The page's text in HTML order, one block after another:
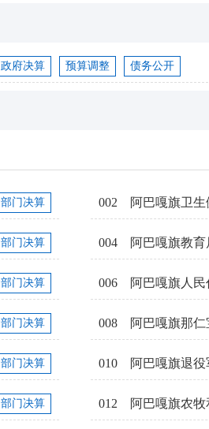
政府决算 预算调整 债务公开
部门决算 002 阿巴嘎旗卫
部门决算 004 阿巴嘎旗教育
部门决算 006 阿巴嘎旗人
部门决算 008 阿巴嘎旗那
部门决算 010 阿巴嘎旗退
部门决算 012 阿巴嘎旗农